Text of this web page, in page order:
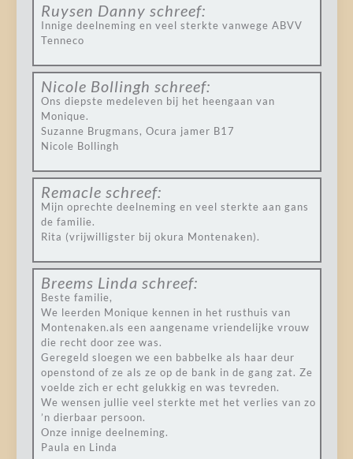
Ruysen Danny schreef:
Innige deelneming en veel sterkte vanwege ABVV
Tenneco
Nicole Bollingh schreef:
Ons diepste medeleven bij het heengaan van
Monique.
Suzanne Brugmans, Ocura jamer B17
Nicole Bollingh
Remacle schreef:
Mijn oprechte deelneming en veel sterkte aan gans
de familie.
Rita (vrijwilligster bij okura Montenaken).
Breems Linda schreef:
Beste familie,
We leerden Monique kennen in het rusthuis van
Montenaken.als een aangename vriendelijke vrouw
die recht door zee was.
Geregeld sloegen we een babbelke als haar deur
openstond of ze als ze op de bank in de gang zat. Ze
voelde zich er echt gelukkig en was tevreden.
We wensen jullie veel sterkte met het verlies van zo
’n dierbaar persoon.
Onze innige deelneming.
Paula en Linda